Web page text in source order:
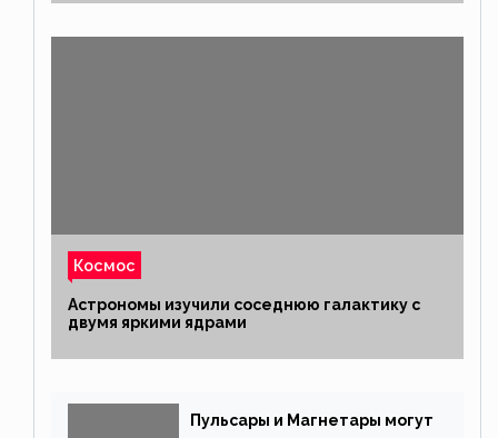
Космос
Астрономы изучили соседнюю галактику с
двумя яркими ядрами
Пульсары и Магнетары могут